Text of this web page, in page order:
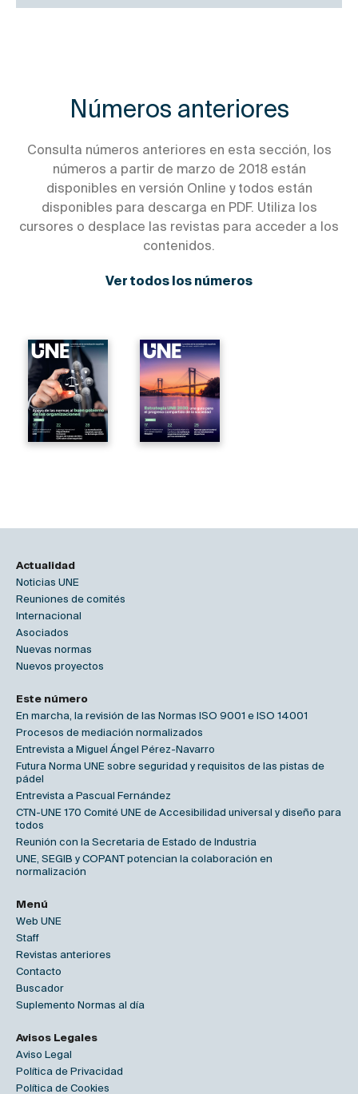
Números anteriores
Consulta números anteriores en esta sección, los
números a partir de marzo de 2018 están
disponibles en versión Online y todos están
disponibles para descarga en PDF. Utiliza los
cursores o desplace las revistas para acceder a los
contenidos.
Ver todos los números
Actualidad
Noticias UNE
Reuniones de comités
Internacional
Asociados
Nuevas normas
Nuevos proyectos
Este número
En marcha, la revisión de las Normas ISO 9001 e ISO 14001
Procesos de mediación normalizados
Entrevista a Miguel Ángel Pérez-Navarro
Futura Norma UNE sobre seguridad y requisitos de las pistas de
pádel
Entrevista a Pascual Fernández
CTN-UNE 170 Comité UNE de Accesibilidad universal y diseño para
todos
Reunión con la Secretaria de Estado de Industria
UNE, SEGIB y COPANT potencian la colaboración en
normalización
Menú
Web UNE
Staff
Revistas anteriores
Contacto
Buscador
Suplemento Normas al día
Avisos Legales
Aviso Legal
Política de Privacidad
Política de Cookies